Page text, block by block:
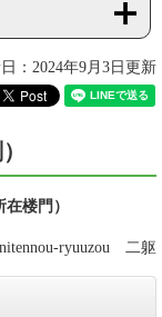
：2024年9月3日更新
楼門）
ryuuzou 二躯